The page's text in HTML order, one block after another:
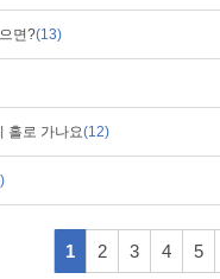
면?(13)
홀로 가나요(12)
1 2 3 4 5